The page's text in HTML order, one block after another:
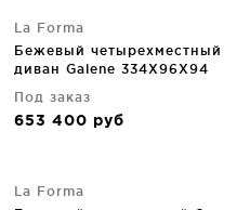
La Forma
Бежевый четырехместный
диван Galene 334X96X94
Под заказ
653 400 руб
La Forma